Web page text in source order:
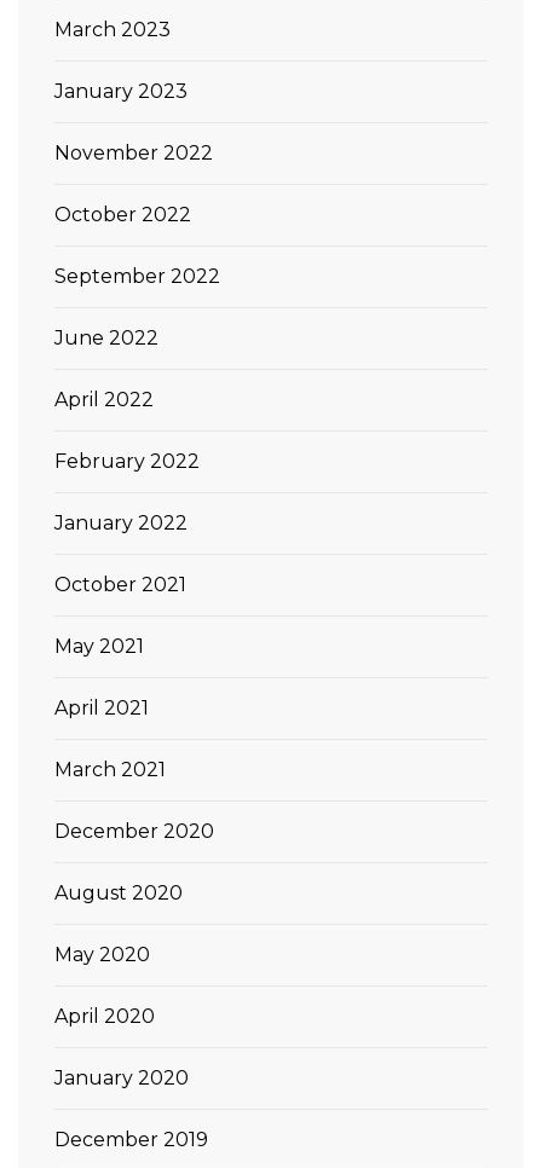
March 2023
January 2023
November 2022
October 2022
September 2022
June 2022
April 2022
February 2022
January 2022
October 2021
May 2021
April 2021
March 2021
December 2020
August 2020
May 2020
April 2020
January 2020
December 2019